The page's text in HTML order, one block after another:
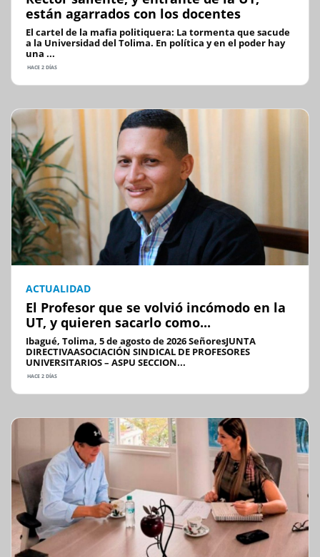
están agarrados con los docentes
El cartel de la mafia politiquera: La tormenta que sacude
a la Universidad del Tolima. En política y en el poder hay
una ...
HACE 2 DÍAS
ACTUALIDAD
El Profesor que se volvió incómodo en la
UT, y quieren sacarlo como...
Ibagué, Tolima, 5 de agosto de 2026 SeñoresJUNTA
DIRECTIVAASOCIACIÓN SINDICAL DE PROFESORES
UNIVERSITARIOS – ASPU SECCION...
HACE 2 DÍAS